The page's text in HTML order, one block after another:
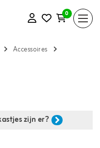
0
Accessoires
zijn er?